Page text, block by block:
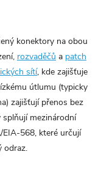
konektory na obou
rozvaděčů a patch
sítí, kde zajišťuje
útlumu (typicky
zajišťují přenos bez
mezinárodní
EIA-568, které určují
odraz.